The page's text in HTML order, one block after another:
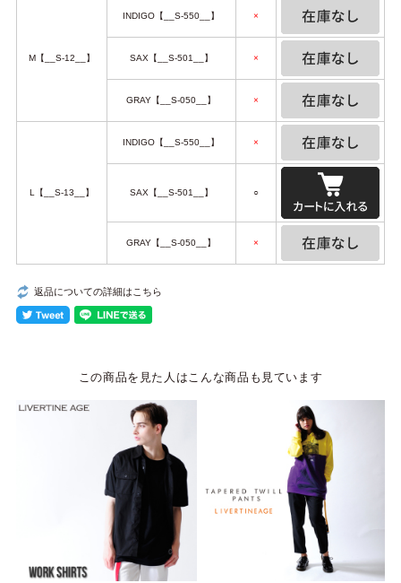
M【__S-12__】
INDIGO【__S-550__】 ×
SAX【__S-501__】 ×
GRAY【__S-050__】 ×
L【__S-13__】
INDIGO【__S-550__】 ×
SAX【__S-501__】 ○
GRAY【__S-050__】 ×
返品についての詳細はこちら
この商品を見た人はこんな商品も見ています